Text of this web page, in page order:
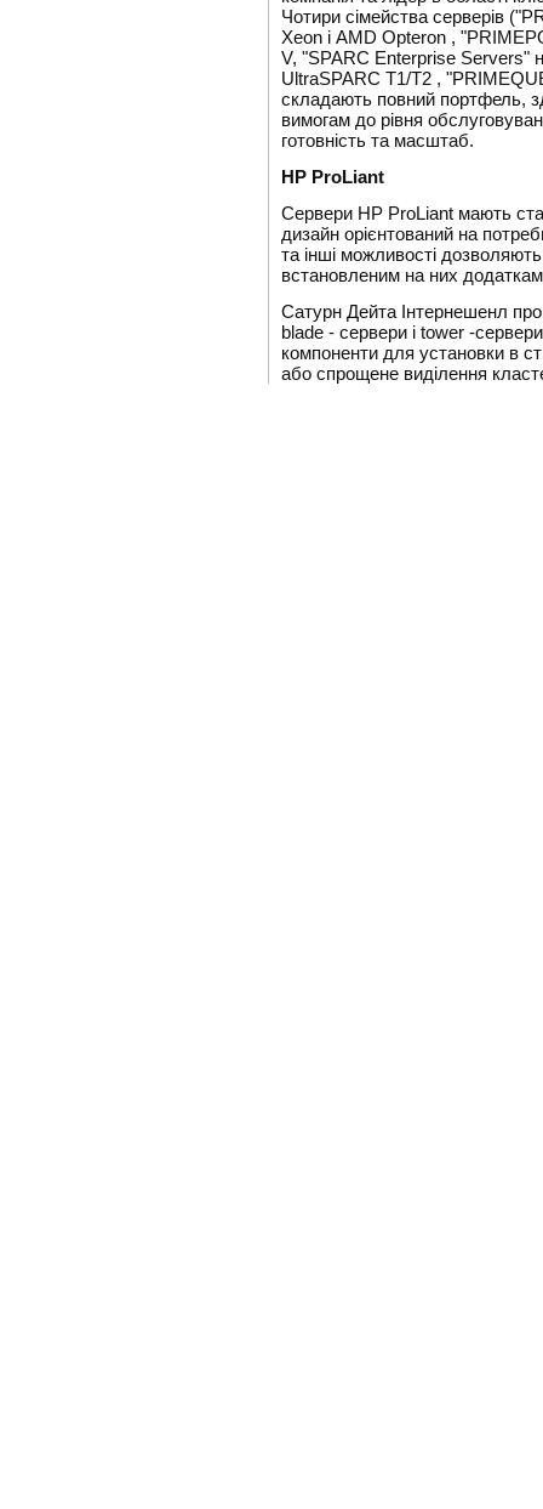
Чотири сімейства серверів
Xeon і AMD Opteron ,
V, "SPARC Enterprise Servers"
UltraSPARC T1/T2 ,
складають повний портфель,
вимогам до рівня
готовність та масштаб.
HP ProLiant
Сервери HP ProLiant мають
дизайн орієнтований на
та інші можливості
встановленим на них
Сатурн Дейта Інтернешенл
blade - сервери і tower -
компоненти для установки в
або спрощене виділення